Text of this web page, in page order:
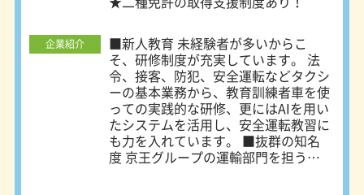
企業紹介
■新人教育 未経験者が多いからこ
そ、研修制度が充実しています。 法
令、接客、防犯、安全運転などタクシ
ーの基本業務から、教育訓練者車を使
っての実践的な研修、更にはAIを用い
たシステムを活用し、安全運転教習に
も力を入れています。 ■抜群の知名
度 京王グループの運輸部門を担う当